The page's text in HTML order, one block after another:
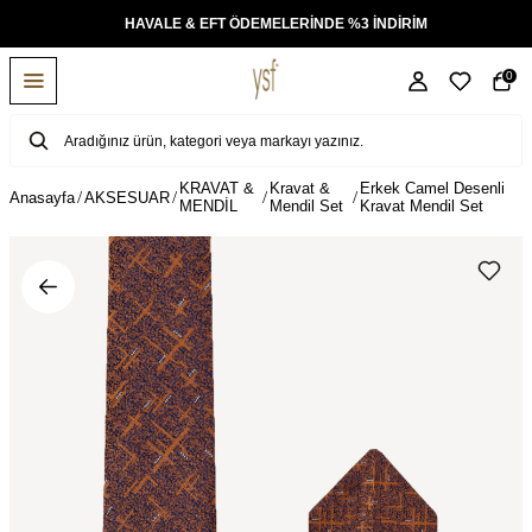
HAVALE & EFT ÖDEMELERİNDE %3 İNDİRİM
0
Anasayfa AKSESUAR
KRAVAT &
MENDİL
Kravat &
Mendil Set
Erkek Camel Desenli
Kravat Mendil Set